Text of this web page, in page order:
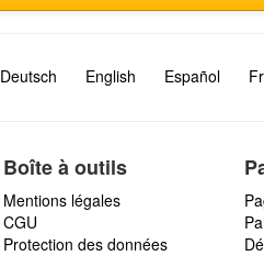
Deutsch English Español
Boîte à outils
Mentions légales
CGU
Protection des données